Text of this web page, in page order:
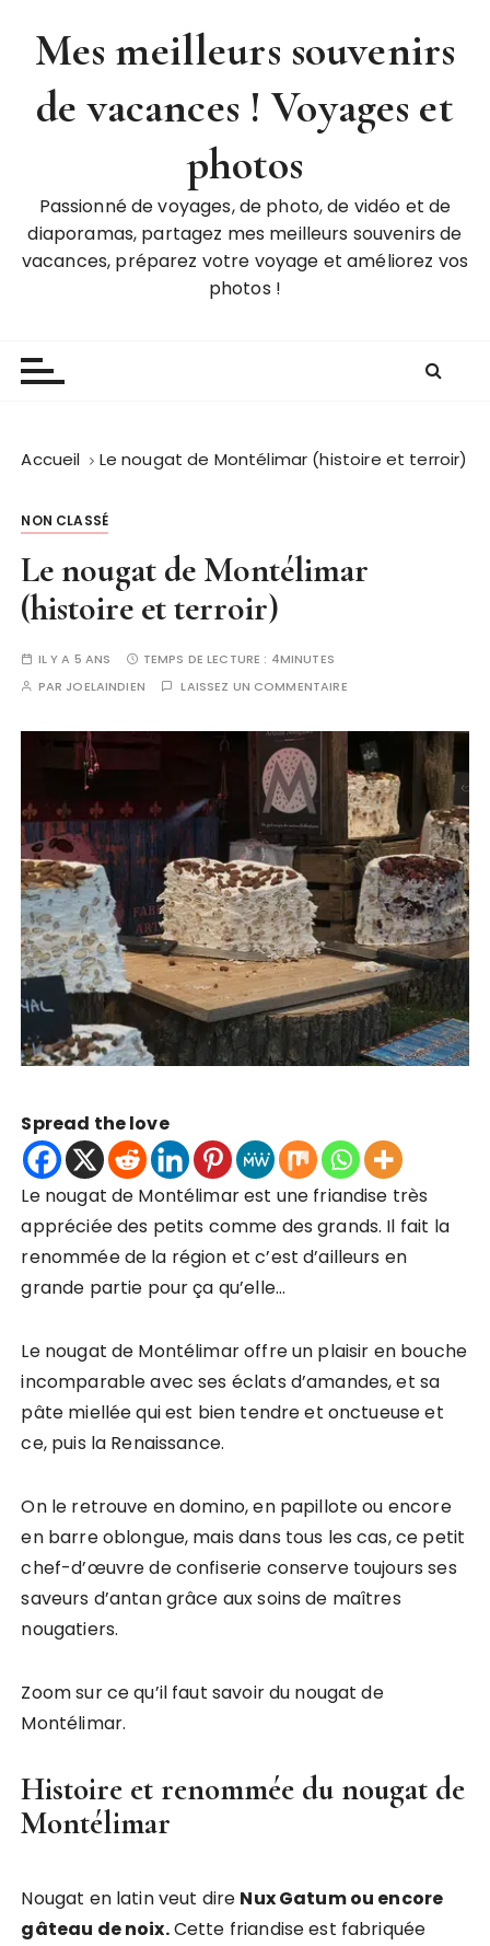
Mes meilleurs souvenirs
de vacances ! Voyages et
photos
Passionné de voyages, de photo, de vidéo et de
diaporamas, partagez mes meilleurs souvenirs de
vacances, préparez votre voyage et améliorez vos
photos !
Accueil Le nougat de Montélimar (histoire et terroir)
NON CLASSÉ
Le nougat de Montélimar
(histoire et terroir)
IL Y A 5 ANS TEMPS DE LECTURE : 4MINUTES
PAR JOELAINDIEN LAISSEZ UN COMMENTAIRE
Spread the love
Le nougat de Montélimar est une friandise très
appréciée des petits comme des grands. Il fait la
renommée de la région et c’est d’ailleurs en
grande partie pour ça qu’elle…
Le nougat de Montélimar offre un plaisir en bouche
incomparable avec ses éclats d’amandes, et sa
pâte miellée qui est bien tendre et onctueuse et
ce, puis la Renaissance.
On le retrouve en domino, en papillote ou encore
en barre oblongue, mais dans tous les cas, ce petit
chef-d’œuvre de confiserie conserve toujours ses
saveurs d’antan grâce aux soins de maîtres
nougatiers.
Zoom sur ce qu’il faut savoir du nougat de
Montélimar.
Histoire et renommée du nougat de
Montélimar
Nougat en latin veut dire Nux Gatum ou encore
gâteau de noix.Cette friandise est fabriquée